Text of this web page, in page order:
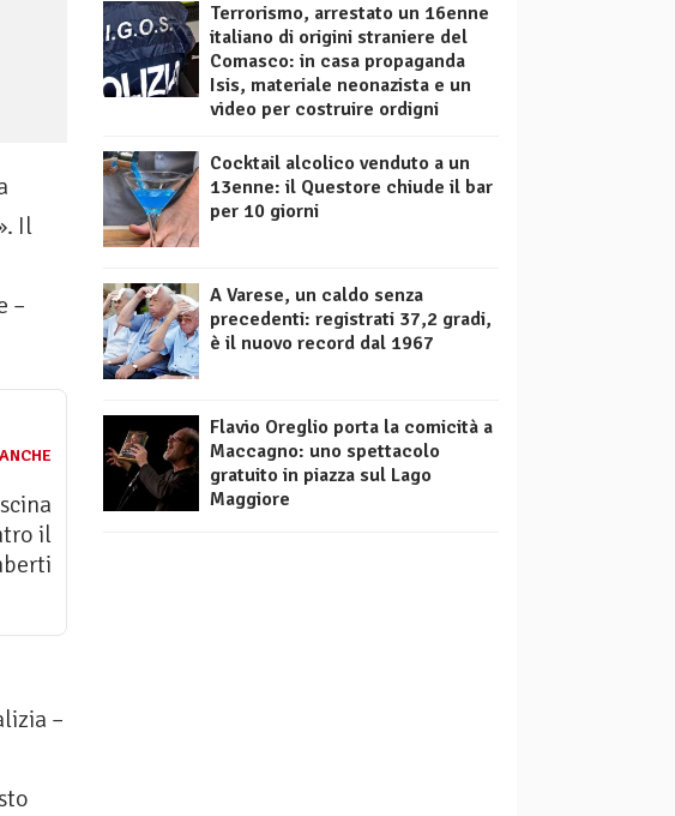
Il
–
il
–
Terrorismo, arrestato un 16enne
italiano di origini straniere del
Comasco: in casa propaganda
Isis, materiale neonazista e un
video per costruire ordigni
Cocktail alcolico venduto a un
13enne: il Questore chiude il bar
per 10 giorni
A Varese, un caldo senza
precedenti: registrati 37,2 gradi,
è il nuovo record dal 1967
Flavio Oreglio porta la comicità a
Maccagno: uno spettacolo
gratuito in piazza sul Lago
Maggiore